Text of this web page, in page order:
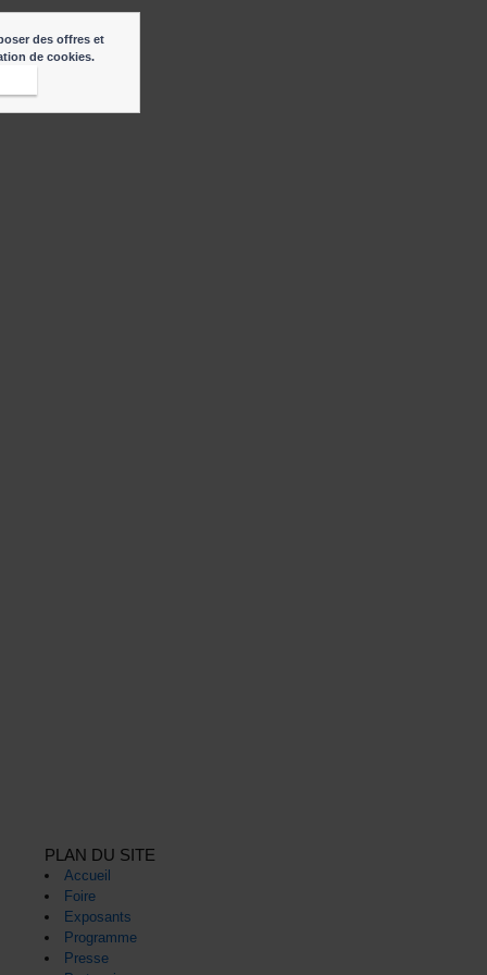
PLAN DU SITE
Accueil
Foire
Exposants
Programme
Presse
des offres et
de cookies.